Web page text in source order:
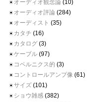
オーディオ観念論 (10)
オーディオ評論 (284)
オーディスト (35)
カタチ (16)
カタログ (3)
ケーブル (97)
コペルニクス的 (3)
コントロールアンプ像 (61)
サイズ (101)
ショウ雑感 (382)